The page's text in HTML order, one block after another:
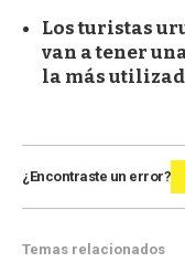
Los turistas
van a tener
la más
¿Encontraste un error?
Temas relacionados